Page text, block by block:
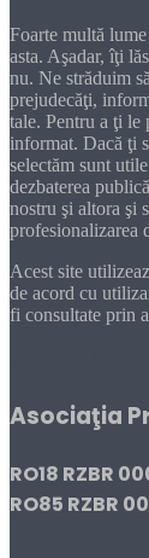
Foarte multă
asta. Aşadar, îţi
nu. Ne străduim
prejudecăţi,
tale. Pentru a ţi le
informat. Dacă ţi
selectăm sunt
dezbaterea
nostru şi altora şi
profesionalizarea
Acest site
de acord cu
fi consultate prin
Asociaţia
RO18 RZBR
RO85 RZBR